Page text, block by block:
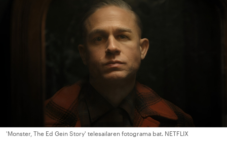
'Monster, The Ed Gein Story' telesailaren fotograma bat. NETFLIX